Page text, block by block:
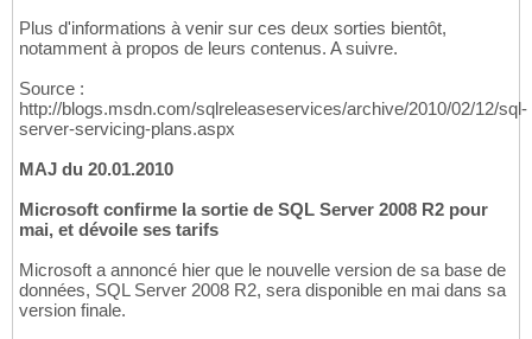
Plus d'informations à venir sur ces deux sorties bientôt,
notamment à propos de leurs contenus. A suivre.
Source :
http://blogs.msdn.com/sqlreleaseservices/archive/2010/02/12/sql-
server-servicing-plans.aspx
MAJ du 20.01.2010
Microsoft confirme la sortie de SQL Server 2008 R2 pour
mai, et dévoile ses tarifs
Microsoft a annoncé hier que le nouvelle version de sa base de
données, SQL Server 2008 R2, sera disponible en mai dans sa
version finale.